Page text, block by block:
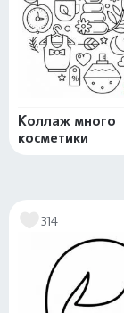
Коллаж много
косметики
314